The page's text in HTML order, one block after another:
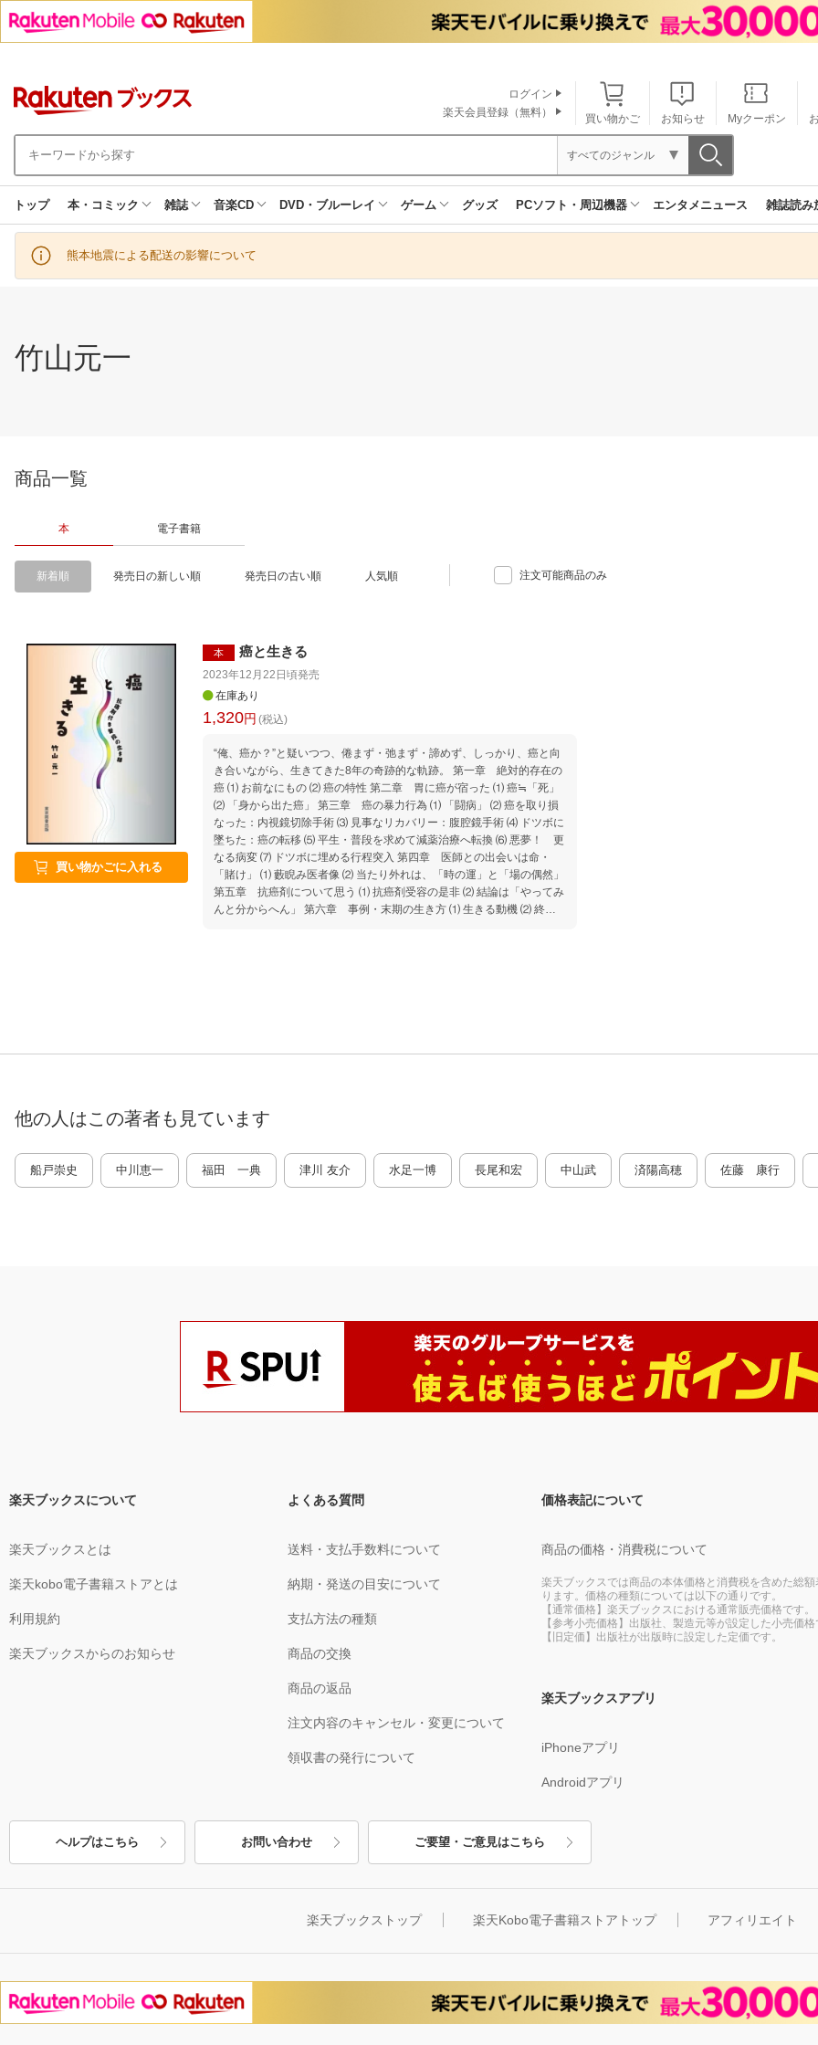
買い物かご お知らせ Myクーポン
ログイン
楽天会員登録（無料）
すべてのジャンル
トップ 本・コミック 雑誌 音楽CD DVD・ブルーレイ ゲーム グッズ PCソフト・周辺機器 エンタメニュース 雑誌読み
熊本地震による配送の影響について
竹山元一
商品一覧
本 電子書籍
新着順 発売日の新しい順 発売日の古い順 人気順 注文可能商品のみ
買い物かごに入れる
本 癌と生きる
2023年12月22日頃発売
在庫あり
1,320円 (税込)
“俺、癌か？”と疑いつつ、倦まず・弛まず・諦めず、しっかり、癌と向
き合いながら、生きてきた8年の奇跡的な軌跡。 第一章 絶対的存在の
癌 ⑴ お前なにもの ⑵ 癌の特性 第二章 胃に癌が宿った ⑴ 癌≒「死」
⑵ 「身から出た癌」 第三章 癌の暴力行為 ⑴ 「闘病」 ⑵ 癌を取り損
なった：内視鏡切除手術 ⑶ 見事なリカバリー：腹腔鏡手術 ⑷ ドツボに
墜ちた：癌の転移 ⑸ 平生・普段を求めて減薬治療へ転換 ⑹ 悪夢！ 更
なる病変 ⑺ ドツボに埋める行程突入 第四章 医師との出会いは命・
「賭け」 ⑴ 藪睨み医者像 ⑵ 当たり外れは、「時の運」と「場の偶然」
第五章 抗癌剤について思う ⑴ 抗癌剤受容の是非 ⑵ 結論は「やってみ
んと分からへん」 第六章 事例・末期の生き方 ⑴ 生きる動機 ⑵ 終末
他の人はこの著者も見ています
船戸崇史 中川恵一 福田 一典 津川 友介 水足一博 長尾和宏 中山武 済陽高穂 佐藤 康行
楽天ブックスについて
楽天ブックスとは
楽天kobo電子書籍ストアとは
利用規約
楽天ブックスからのお知らせ
よくある質問
送料・支払手数料について
納期・発送の目安について
支払方法の種類
商品の交換
商品の返品
注文内容のキャンセル・変更について
領収書の発行について
価格表記について
商品の価格・消費税について
楽天ブックスでは商品の本体価格と消費税を含めた総
ります。価格の種類については以下の通りです。
【通常価格】楽天ブックスにおける通常販売価格です。
【参考小売価格】出版社、製造元等が設定した小売価格
【旧定価】出版社が出版時に設定した定価です。
楽天ブックスアプリ
iPhoneアプリ
Androidアプリ
ヘルプはこちら お問い合わせ ご要望・ご意見はこちら
楽天ブックストップ 楽天Kobo電子書籍ストアトップ アフィリエイト